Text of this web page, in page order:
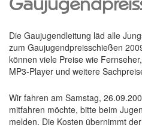
Die Gaujugendleitung läd alle
zum Gaujugendpreisschießen
können viele Preise wie
MP3-Player und weitere
Wir fahren am Samstag,
mitfahren möchte, bitte beim
melden. Die Kosten übernimmt